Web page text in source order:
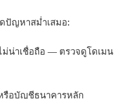
ปัญหาสม่ำเสมอ:
น่าเชื่อถือ — ตรวจดูโดเมน
รือบัญชีธนาคารหลัก